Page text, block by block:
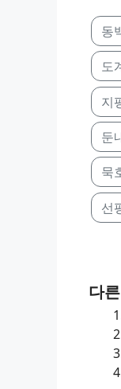
동
도
지
둔
묵
선
다